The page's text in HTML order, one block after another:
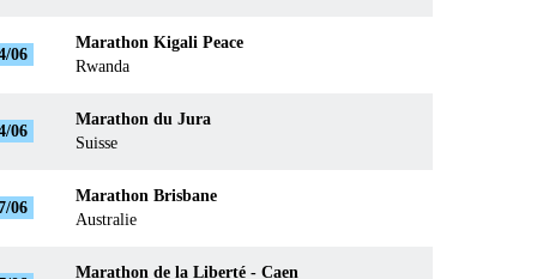
06
Marathon Kigali Peace
Rwanda
06
Marathon du Jura
Suisse
06
Marathon Brisbane
Australie
Marathon de la Liberté - Caen